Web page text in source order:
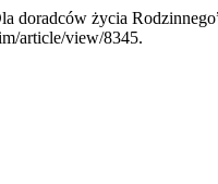
doradców życia
article/view/8345.